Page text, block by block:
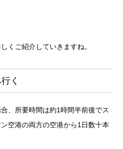
くご紹介していきますね。
く
、所要時間は約1時間半前後でス
空港の両方の空港から1日数十本